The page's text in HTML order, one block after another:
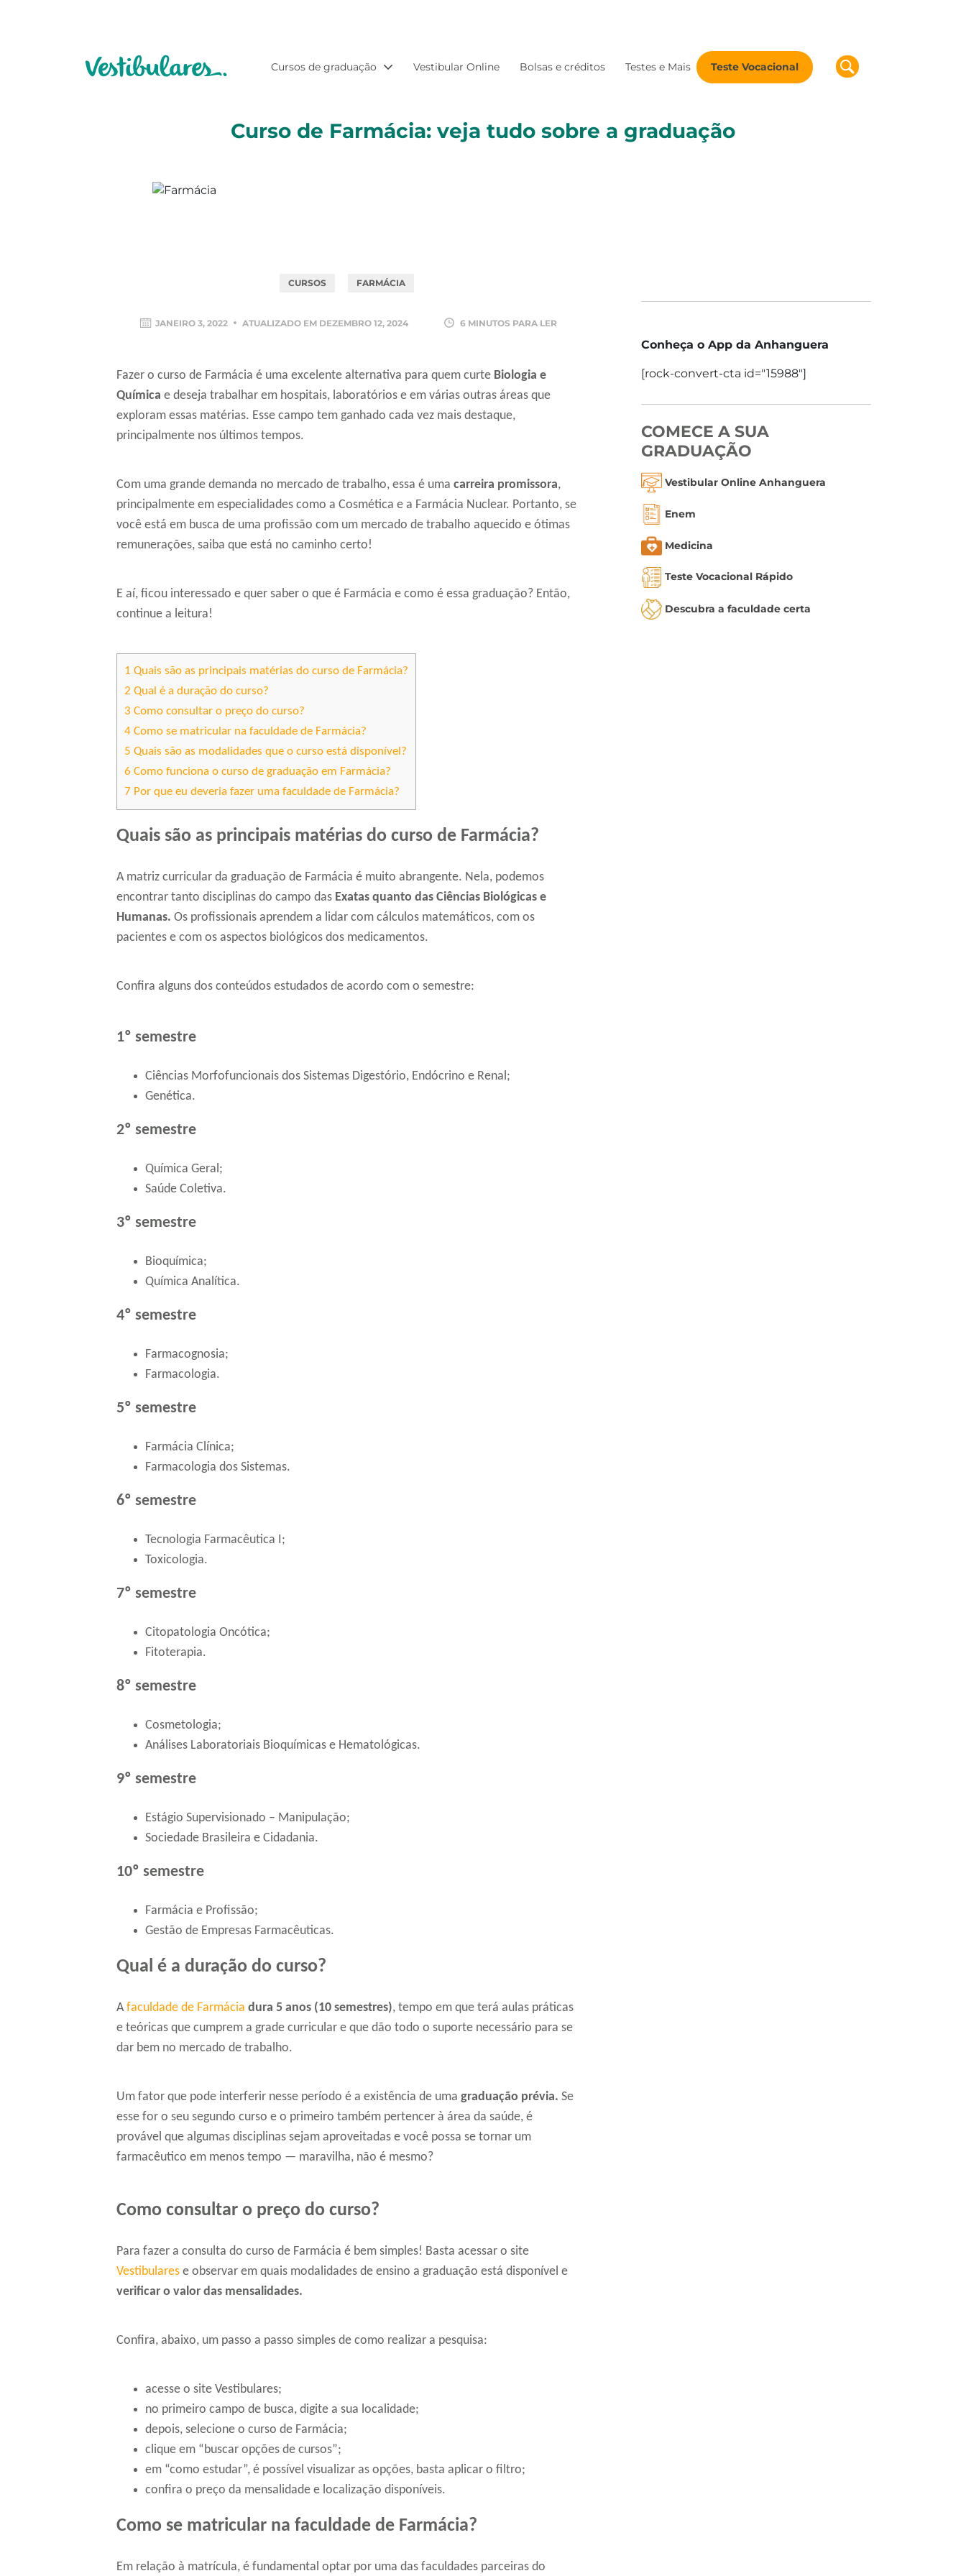
Cursos de graduação Vestibular Online Bolsas e créditos Testes e Mais Teste Vocacional
Curso de Farmácia: veja tudo sobre a graduação
CURSOS FARMÁCIA
JANEIRO 3, 2022 ATUALIZADO EM DEZEMBRO 12, 2024 6 MINUTOS PARA LER
Fazer o curso de Farmácia é uma excelente alternativa para quem curte Biologia e
Química e deseja trabalhar em hospitais, laboratórios e em várias outras áreas que
exploram essas matérias. Esse campo tem ganhado cada vez mais destaque,
principalmente nos últimos tempos.
Com uma grande demanda no mercado de trabalho, essa é uma carreira promissora,
principalmente em especialidades como a Cosmética e a Farmácia Nuclear. Portanto, se
você está em busca de uma profissão com um mercado de trabalho aquecido e ótimas
remunerações, saiba que está no caminho certo!
E aí, ficou interessado e quer saber o que é Farmácia e como é essa graduação? Então,
continue a leitura!
1 Quais são as principais matérias do curso de Farmácia?
2 Qual é a duração do curso?
3 Como consultar o preço do curso?
4 Como se matricular na faculdade de Farmácia?
5 Quais são as modalidades que o curso está disponível?
6 Como funciona o curso de graduação em Farmácia?
7 Por que eu deveria fazer uma faculdade de Farmácia?
Quais são as principais matérias do curso de Farmácia?
A matriz curricular da graduação de Farmácia é muito abrangente. Nela, podemos
encontrar tanto disciplinas do campo das Exatas quanto das Ciências Biológicas e
Humanas. Os profissionais aprendem a lidar com cálculos matemáticos, com os
pacientes e com os aspectos biológicos dos medicamentos.
Confira alguns dos conteúdos estudados de acordo com o semestre:
1º semestre
Ciências Morfofuncionais dos Sistemas Digestório, Endócrino e Renal;
Genética.
2º semestre
Química Geral;
Saúde Coletiva.
3º semestre
Bioquímica;
Química Analítica.
4º semestre
Farmacognosia;
Farmacologia.
5º semestre
Farmácia Clínica;
Farmacologia dos Sistemas.
6º semestre
Tecnologia Farmacêutica I;
Toxicologia.
7º semestre
Citopatologia Oncótica;
Fitoterapia.
8º semestre
Cosmetologia;
Análises Laboratoriais Bioquímicas e Hematológicas.
9º semestre
Estágio Supervisionado – Manipulação;
Sociedade Brasileira e Cidadania.
10º semestre
Farmácia e Profissão;
Gestão de Empresas Farmacêuticas.
Qual é a duração do curso?
Afaculdade de Farmácia dura 5 anos (10 semestres), tempo em que terá aulas práticas
e teóricas que cumprem a grade curricular e que dão todo o suporte necessário para se
dar bem no mercado de trabalho.
Um fator que pode interferir nesse período é a existência de uma graduação prévia. Se
esse for o seu segundo curso e o primeiro também pertencer à área da saúde, é
provável que algumas disciplinas sejam aproveitadas e você possa se tornar um
farmacêutico em menos tempo — maravilha, não é mesmo?
Como consultar o preço do curso?
Para fazer a consulta do curso de Farmácia é bem simples! Basta acessar o site
Vestibulares e observar em quais modalidades de ensino a graduação está disponível e
verificar o valor das mensalidades.
Confira, abaixo, um passo a passo simples de como realizar a pesquisa:
acesse o site Vestibulares;
no primeiro campo de busca, digite a sua localidade;
depois, selecione o curso de Farmácia;
clique em “buscar opções de cursos”;
em “como estudar”, é possível visualizar as opções, basta aplicar o filtro;
confira o preço da mensalidade e localização disponíveis.
Como se matricular na faculdade de Farmácia?
Em relação à matrícula, é fundamental optar por uma das faculdades parceiras do
Conheça o App da Anhanguera
[rock-convert-cta id="15988"]
COMECE A SUA
GRADUAÇÃO
Vestibular Online Anhanguera
Enem
Medicina
Teste Vocacional Rápido
Descubra a faculdade certa